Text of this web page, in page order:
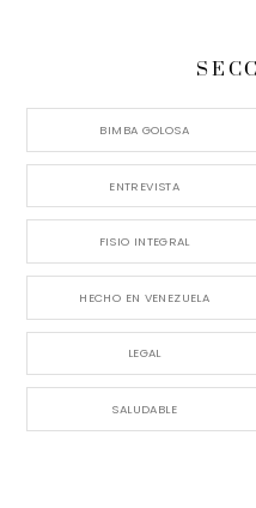
BIMBA GOLOSA
ENTREVISTA
FISIO INTEGRAL
HECHO EN VENEZUELA
LEGAL
SALUDABLE